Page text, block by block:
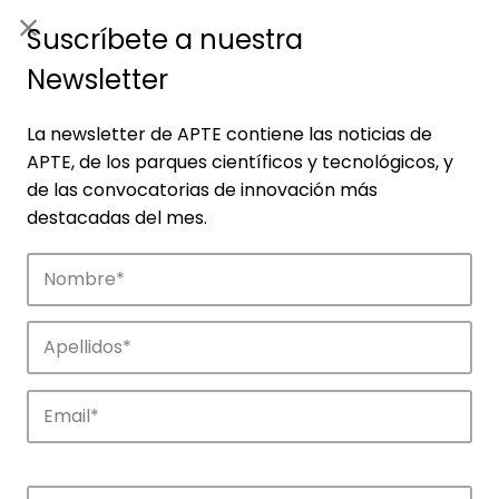
Empresas
Descubre las empresas que impulsan la
innovación en los parques de APTE.
Suscríbete a nuestra
Newsletter
La newsletter de APTE contiene las noticias de
APTE, de los parques científicos y tecnológicos, y
de las convocatorias de innovación más
destacadas del mes.